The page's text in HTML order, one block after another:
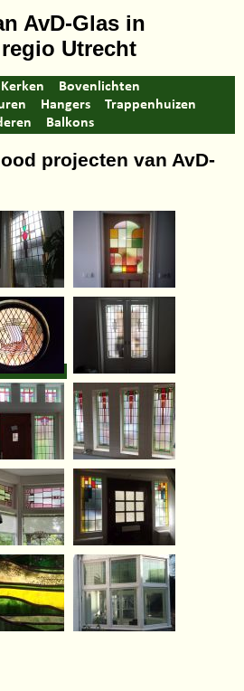
AvD-Glas in
Utrecht
Kerken
Bovenlichten
Hangers
Trappenhuizen
Balkons
projecten van AvD-